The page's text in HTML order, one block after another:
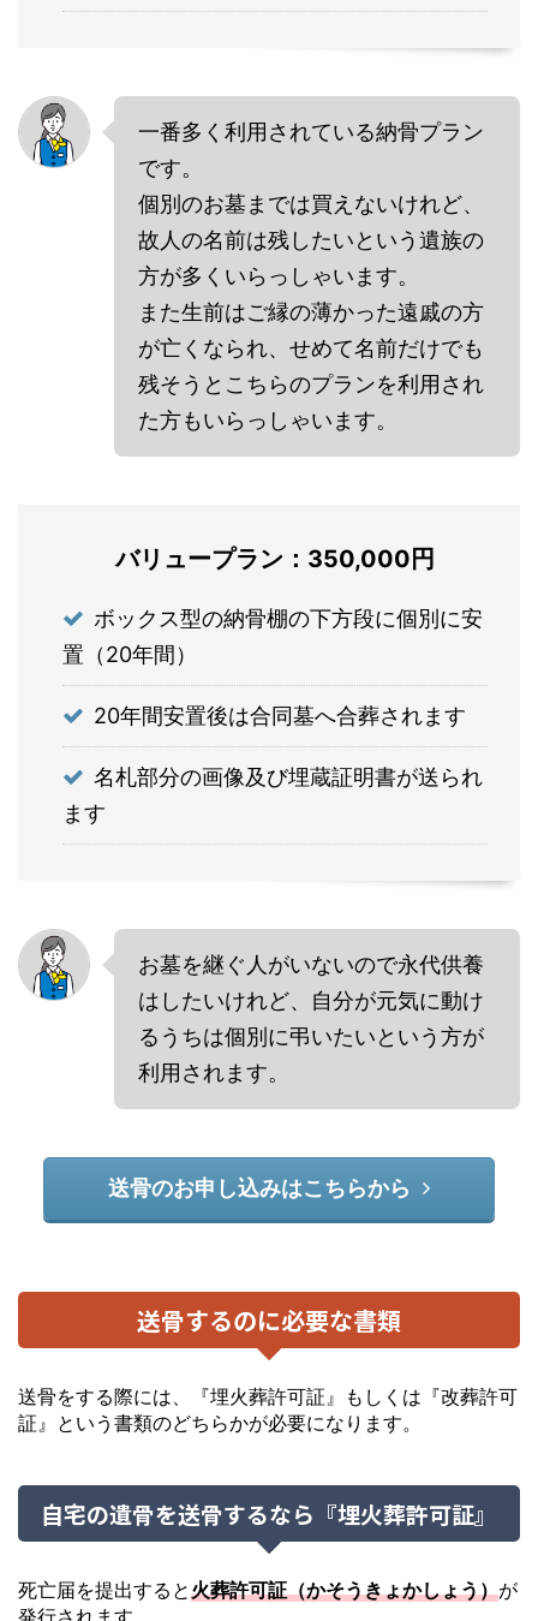
一番多く利用されている納骨プラン
です。
個別のお墓までは買えないけれど、
故人の名前は残したいという遺族の
方が多くいらっしゃいます。
また生前はご縁の薄かった遠戚の方
が亡くなられ、せめて名前だけでも
残そうとこちらのプランを利用され
た方もいらっしゃいます。
バリュープラン：350,000円
ボックス型の納骨棚の下方段に個別に安
置（20年間）
20年間安置後は合同墓へ合葬されます
名札部分の画像及び埋蔵証明書が送られ
ます
お墓を継ぐ人がいないので永代供養
はしたいけれど、自分が元気に動け
るうちは個別に弔いたいという方が
利用されます。
送骨のお申し込みはこちらから
送骨するのに必要な書類
送骨をする際には、『埋火葬許可証』もしくは『改葬許可
証』という書類のどちらかが必要になります。
自宅の遺骨を送骨するなら『埋火葬許可証』
死亡届を提出すると火葬許可証（かそうきょかしょう）が
発行されます。